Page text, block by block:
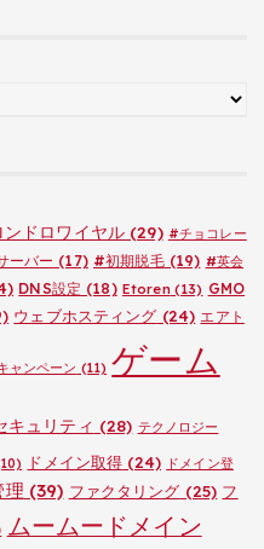
ドロワイヤル(29) #チョコレー
ーバー (17) #初期脱毛(19) #英会
DNS設定 (18) Etoren(13) GMO
ウェブホスティング (24) エアト
ャンペーン (11) ゲーム
キュリティ (28) テクノロジー
ドメイン取得 (24) ドメイン登
理 (39) ファクタリング (25) フ
ムームードメイン